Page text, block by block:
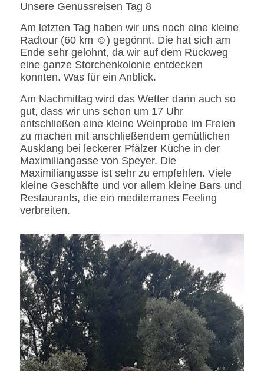
Unsere Genussreisen Tag 8
Am letzten Tag haben wir uns noch eine kleine
Radtour (60 km ☺) gegönnt. Die hat sich am
Ende sehr gelohnt, da wir auf dem Rückweg
eine ganze Storchenkolonie entdecken
konnten. Was für ein Anblick.
Am Nachmittag wird das Wetter dann auch so
gut, dass wir uns schon um 17 Uhr
entschließen eine kleine Weinprobe im Freien
zu machen mit anschließendem gemütlichen
Ausklang bei leckerer Pfälzer Küche in der
Maximiliangasse von Speyer. Die
Maximiliangasse ist sehr zu empfehlen. Viele
kleine Geschäfte und vor allem kleine Bars und
Restaurants, die ein mediterranes Feeling
verbreiten.